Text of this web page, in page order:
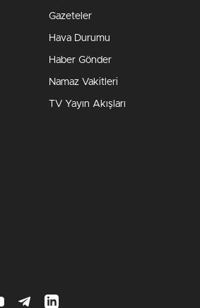
Gazeteler
Hava Durumu
Haber Gönder
Namaz Vakitleri
TV Yayın Akışları